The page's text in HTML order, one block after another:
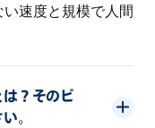
速度と規模で人間
？そのビ
。